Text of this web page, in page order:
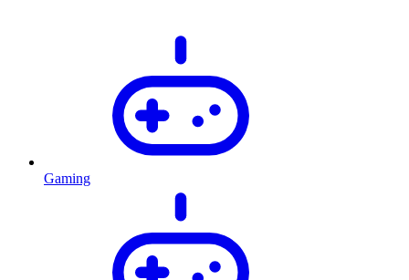
Gaming